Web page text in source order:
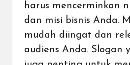
harus mencerminkan
dan misi bisnis Anda.
mudah diingat dan
audiens Anda. Slogan